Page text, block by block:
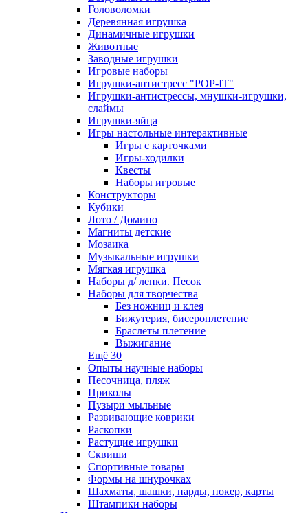
Головоломки
Деревянная игрушка
Динамичные игрушки
Животные
Заводные игрушки
Игровые наборы
Игрушки-антистресс "POP-IT"
Игрушки-антистрессы, мнушки-игрушки,
слаймы
Игрушки-яйца
Игры настольные интерактивные
Игры с карточками
Игры-ходилки
Квесты
Наборы игровые
Конструкторы
Кубики
Лото / Домино
Магниты детские
Мозаика
Музыкальные игрушки
Мягкая игрушка
Наборы д/ лепки. Песок
Наборы для творчества
Без ножниц и клея
Бижутерия, бисероплетение
Браслеты плетение
Выжигание
Ещё 30
Опыты научные наборы
Песочница, пляж
Приколы
Пузыри мыльные
Развивающие коврики
Раскопки
Растущие игрушки
Сквиши
Спортивные товары
Формы на шнурочках
Шахматы, шашки, нарды, покер, карты
Штампики наборы